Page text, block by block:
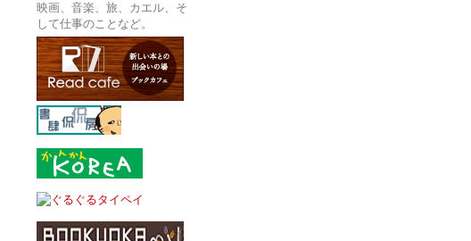
映画、音楽、旅、カエル、そ
して仕事のことなど。